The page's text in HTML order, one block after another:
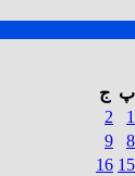
پ ج
1
2
8
9
15
16